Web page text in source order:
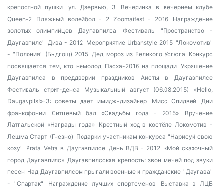
крепостной пушки
ул. Дзервью, 3
Вечеринка в вечернем клубе
Queen-2
Пляжный волейбол - 2 Zoomaifest - 2016
Награждение
золотых олимпийцев Даугавпилса
Фестиваль "Пространство -
Даугавпилс" Дива - 2012 Мероприятие Urbanstyle 2015 "Локомотив"
- "Полония" (Быдгощ) 2015 Дед мороз из Великого Усгюга Конкурс
посвящается тем, кто немолод Пасха-2016 на площади Украшение
Даугавпилса в преддверии праздников
Аисты в Даугавпилсе
Фестиваль стрит-денса
Музыкальный август (06.08.2015)
«Hello,
Daugavpils!»-3: советы дает имидж-дизайнер
Мисс Спидвей
Дни
франкофонии
Ситцевый бал «Свадьбы года - 2015»
Вручение
Латгальской «Награды года»
Крестный ход в костёлеЛокомотив -
Лешма Старт (Гнезно) Подарки участникам конкурса "Нарисуй свою
козу" Prata Vetra в Даугавпилсе День ВДВ - 2012 «Мой сказочный
город Даугавпилс» Даугавпилсская крепость: звон мечей под звуки
песен Над Даугавпилсом прыгали военные и гражданские "Даугава"
- "Спартак"
Награждение лучших спортсменов
Выставка в ЛЦБ